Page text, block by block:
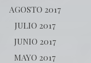
AGOSTO 2017
JULIO 2017
JUNIO 2017
MAYO 2017